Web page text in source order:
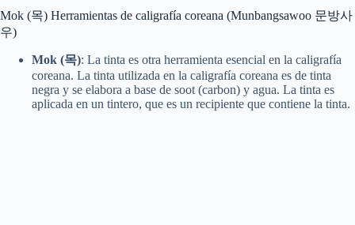
Mok (목) Herramientas de caligrafía coreana (Munbangsawoo 문방사
우)
Mok (목): La tinta es otra herramienta esencial en la caligrafía
coreana. La tinta utilizada en la caligrafía coreana es de tinta
negra y se elabora a base de soot (carbon) y agua. La tinta es
aplicada en un tintero, que es un recipiente que contiene la tinta.